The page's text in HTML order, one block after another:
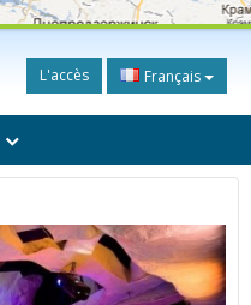
L'accès Français